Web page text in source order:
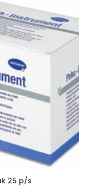
25 p/s